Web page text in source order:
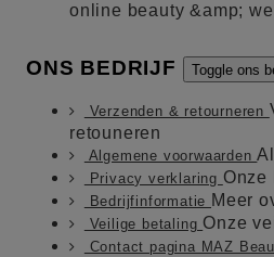
online beauty &amp;
ONS BEDRIJF Toggle ons
Verzenden & retourneren
retouneren
Algemene voorwaarden
Privacy verklaring Onze
Bedrijfinformatie Meer
Veilige betaling Onze
Contact pagina MAZ